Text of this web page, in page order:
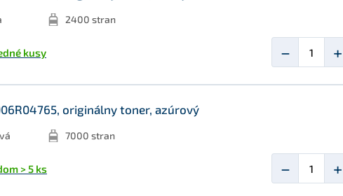
2400 stran
kusy − +
originálny toner, azúrový
7000 stran
> 5 ks − +